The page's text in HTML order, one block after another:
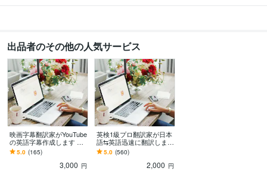
出品者のその他の人気サービス
映画字幕翻訳家がYouTube
の英語字幕作成します 有
名米国映画の字幕翻訳家
が高品質の字幕ファイル
5.0 (165)
3,000 円
英検1級プロ翻訳家が日本
語⇆英語迅速に翻訳します
プロ品質でスピーディー
な翻訳サービス
5.0 (560)
2,000 円